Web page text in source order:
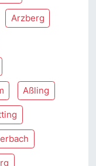
Arzberg
Aßling